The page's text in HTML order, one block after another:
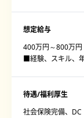
想定給与
400万円～800万円
■経験、スキル、
待遇/福利厚生
社会保険完備、